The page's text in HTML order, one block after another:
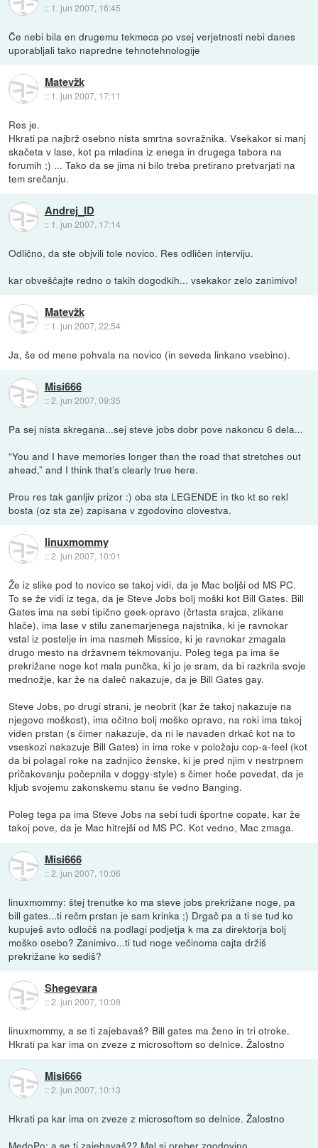
:: 1. jun 2007, 16:45
Če nebi bila en drugemu tekmeca po vsej verjetnosti nebi danes
uporabljali tako napredne tehnotehnologije
Matevžk
:: 1. jun 2007, 17:11
Res je.
Hkrati pa najbrž osebno nista smrtna sovražnika. Vsekakor si manj
skačeta v lase, kot pa mladina iz enega in drugega tabora na
forumih ;) ... Tako da se jima ni bilo treba pretirano pretvarjati na
tem srečanju.
Andrej_ID
:: 1. jun 2007, 17:14
Odlično, da ste objvili tole novico. Res odličen interviju.
kar obveščajte redno o takih dogodkih... vsekakor zelo zanimivo!
Matevžk
:: 1. jun 2007, 22:54
Ja, še od mene pohvala na novico (in seveda linkano vsebino).
Misi666
::2. jun 2007, 09:35
Pa sej nista skregana...sej steve jobs dobr pove nakoncu 6 dela...
“You and I have memories longer than the road that stretches out
ahead,” and I think that’s clearly true here.
Prou res tak ganljiv prizor :) oba sta LEGENDE in tko kt so rekl
bosta (oz sta ze) zapisana v zgodovino clovestva.
linuxmommy
::2. jun 2007, 10:01
Že iz slike pod to novico se takoj vidi, da je Mac boljši od MS PC.
To se že vidi iz tega, da je Steve Jobs bolj moški kot Bill Gates. Bill
Gates ima na sebi tipično geek-opravo (črtasta srajca, zlikane
hlače), ima lase v stilu zanemarjenega najstnika, ki je ravnokar
vstal iz postelje in ima nasmeh Missice, ki je ravnokar zmagala
drugo mesto na državnem tekmovanju. Poleg tega pa ima še
prekrižane noge kot mala punčka, ki jo je sram, da bi razkrila svoje
mednožje, kar že na daleč nakazuje, da je Bill Gates gay.
Steve Jobs, po drugi strani, je neobrit (kar že takoj nakazuje na
njegovo moškost), ima očitno bolj moško opravo, na roki ima takoj
viden prstan (s čimer nakazuje, da ni le navaden drkač kot na to
vseskozi nakazuje Bill Gates) in ima roke v položaju cop-a-feel (kot
da bi polagal roke na zadnjico ženske, ki je pred njim v nestrpnem
pričakovanju počepnila v doggy-style) s čimer hoče povedat, da je
kljub svojemu zakonskemu stanu še vedno Banging.
Poleg tega pa ima Steve Jobs na sebi tudi športne copate, kar že
takoj pove, da je Mac hitrejši od MS PC. Kot vedno, Mac zmaga.
Misi666
::2. jun 2007, 10:06
linuxmommy: štej trenutke ko ma steve jobs prekrižane noge, pa
bill gates...ti rečm prstan je sam krinka ;) Drgač pa a ti se tud ko
kupuješ avto odločš na podlagi podjetja k ma za direktorja bolj
moško osebo? Zanimivo...ti tud noge večinoma cajta držiš
prekrižane ko sediš?
Shegevara
::2. jun 2007, 10:08
linuxmommy, a se ti zajebavaš? Bill gates ma ženo in tri otroke.
Hkrati pa kar ima on zveze z microsoftom so delnice. Žalostno
Misi666
::2. jun 2007, 10:13
Hkrati pa kar ima on zveze z microsoftom so delnice. Žalostno
MedoPo: a se ti zajebavaš?? Mal si preber zgodovino